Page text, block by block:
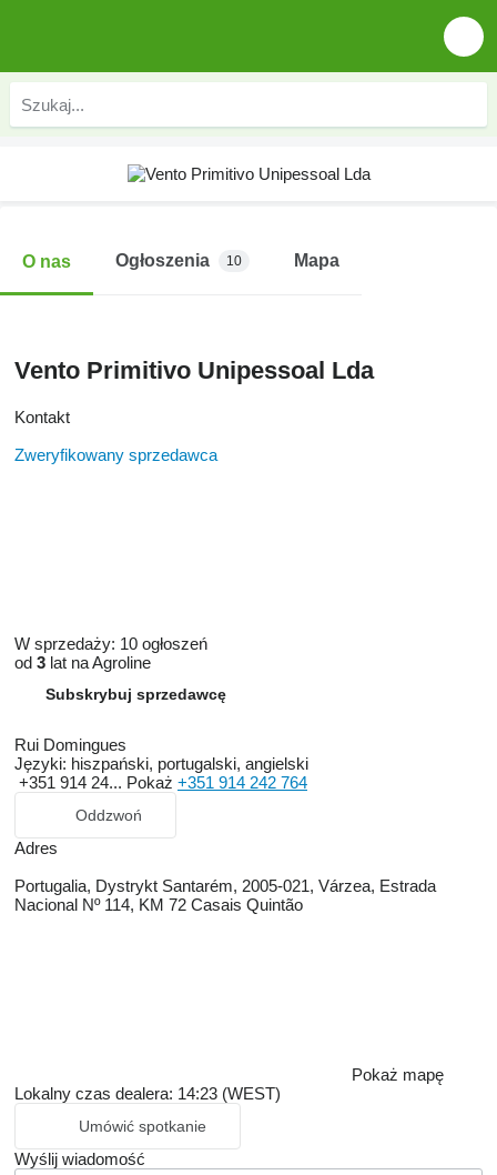
O nas Ogłoszenia 10 Mapa
Vento Primitivo Unipessoal Lda
Kontakt
Zweryfikowany sprzedawca
W sprzedaży: 10 ogłoszeń
od 3 lat na Agroline
Subskrybuj sprzedawcę
Rui Domingues
Języki: hiszpański, portugalski, angielski
+351 914 24... Pokaż +351 914 242 764
Oddzwoń
Adres
Portugalia, Dystrykt Santarém, 2005-021, Várzea, Estrada
Nacional Nº 114, KM 72 Casais Quintão
Pokaż mapę
Lokalny czas dealera: 14:23 (WEST)
Umówić spotkanie
Wyślij wiadomość